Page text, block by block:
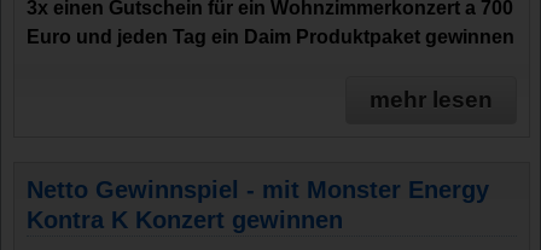
3x einen Gutschein für ein Wohnzimmerkonzert a 700
Euro und jeden Tag ein Daim Produktpaket gewinnen
mehr lesen
Netto Gewinnspiel - mit Monster Energy
Kontra K Konzert gewinnen